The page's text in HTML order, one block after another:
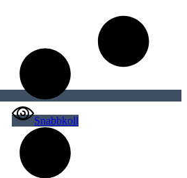
Snabbkoll